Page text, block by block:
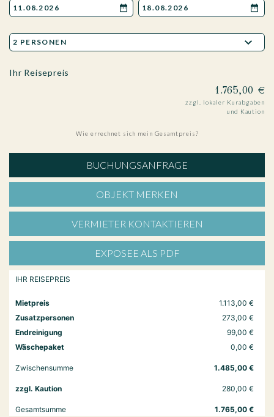
Ihr Reisepreis
1.765,00 €
zzgl. lokaler Kurabgaben
und Kaution
Wie errechnet sich mein Gesamtpreis?
BUCHUNGSANFRAGE
OBJEKT MERKEN
VERMIETER KONTAKTIEREN
EXPOSEE ALS PDF
IHR REISEPREIS
Mietpreis
1.113,00 €
Zusatzpersonen
273,00 €
Endreinigung
99,00 €
Wäschepaket
0,00 €
Zwischensumme 1.485,00 €
zzgl. Kaution 280,00 €
Gesamtsumme 1.765,00 €